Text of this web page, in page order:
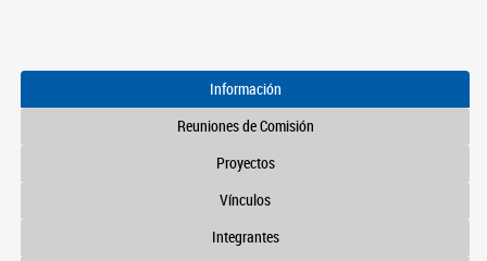
Información
Reuniones de Comisión
Proyectos
Vínculos
Integrantes